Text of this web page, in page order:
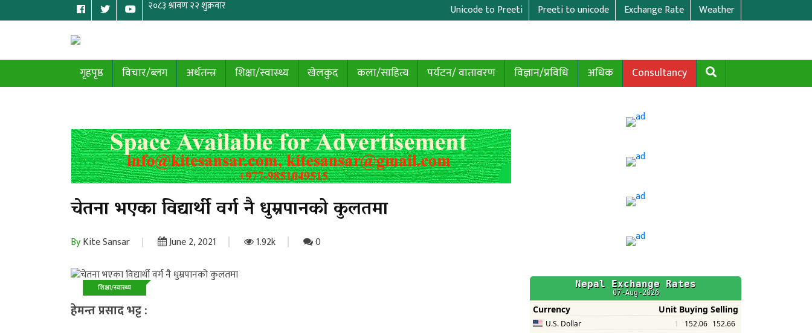
Unicode to Preeti Preeti to unicode Exchange Rate Weather
गृहपृष्ठ विचार/ब्लग अर्थतन्त्र शिक्षा/स्वास्थ्य खेलकुद कला/साहित्य पर्यटन/ वातावरण विज्ञान/प्रविधि अधिक Consultancy
चेतना भएका विद्यार्थी वर्ग नै धुम्रपानको कुलतमा
ByKite Sansar June 2, 2021 1.92k 0
शिक्षा/स्वास्थ्य
स्वास्थ्य/जीवनशैली
हेमन्त प्रसाद भट्ट :